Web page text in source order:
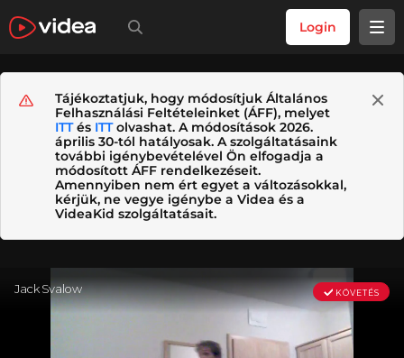
Login
Tájékoztatjuk, hogy módosítjuk Általános
Felhasználási Feltételeinket (ÁFF), melyet
ITTés ITTolvashat. A módosítások 2026.
április 30-tól hatályosak. A szolgáltatásaink
további igénybevételével Ön elfogadja a
módosított ÁFF rendelkezéseit.
Amennyiben nem ért egyet a változásokkal,
kérjük, ne vegye igénybe a Videa és a
VideaKid szolgáltatásait.